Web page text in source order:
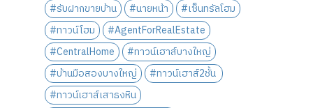
#รับฝากขายบ้าน
#นายหน้า
#เซ็นทรัลโฮม
#ทาวน์โฮม
#AgentForRealEstate
#CentralHome
#ทาวน์เฮาส์บางใหญ่
#บ้านมือสองบางใหญ่
#ทาวน์เฮาส์2ชั้น
#ทาวน์เฮาส์เสาธงหิน